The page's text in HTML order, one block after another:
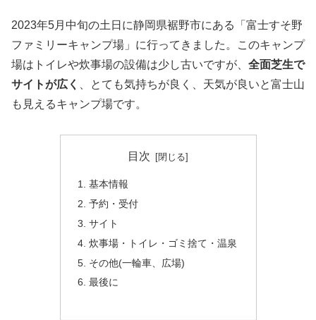
2023年5月中旬の土日に静岡県裾野市にある「富士すそ野
ファミリーキャンプ場」に行ってきました。このキャンプ
場は トイレや炊事場の設備は少し古いですが、 全面芝生で
サイトが広く
、とても気持ちが良く、天気が良いと富士山
も見えるキャンプ場です。
目次
基本情報
予約・受付
サイト
炊事場・トイレ・ゴミ捨て・温泉
その他(一輪車、広場)
最後に